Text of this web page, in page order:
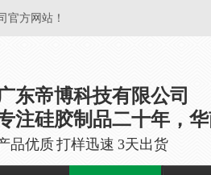
官方网站！
东帝博科技有限公司
注硅胶制品二十年，
品优质 打样迅速 3天出货